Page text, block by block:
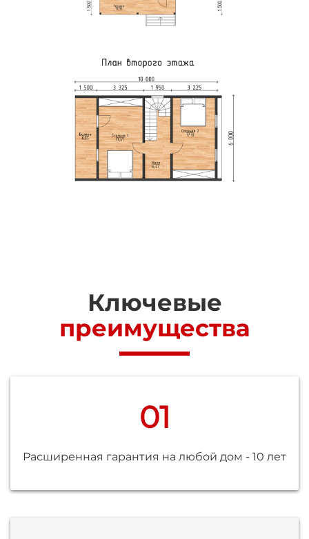
Ключевые
преимущества
01
Расширенная гарантия на любой дом - 10 лет